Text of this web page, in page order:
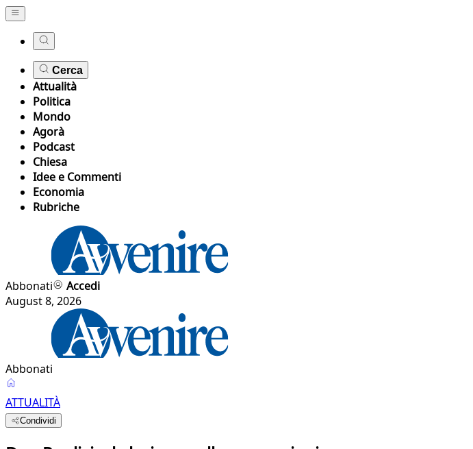
Cerca
Attualità
Politica
Mondo
Agorà
Podcast
Chiesa
Idee e Commenti
Economia
Rubriche
Abbonati
Accedi
August 8, 2026
Abbonati
ATTUALITÀ
Condividi